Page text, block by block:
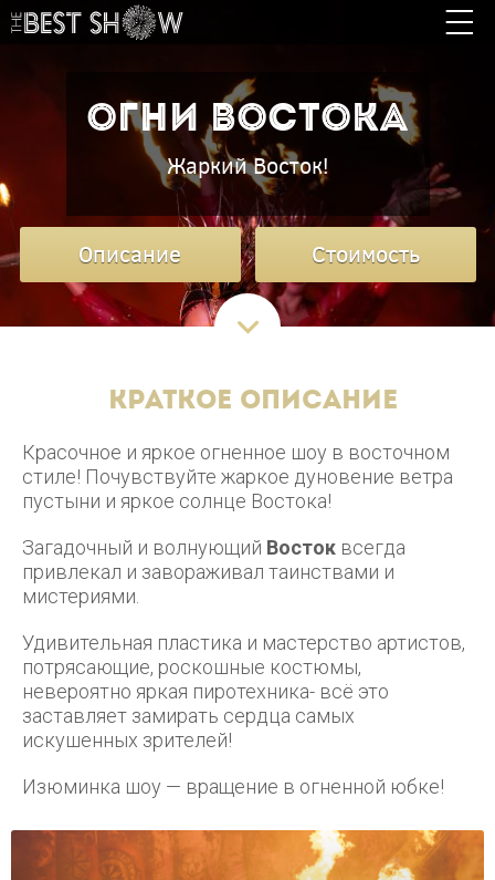
ОГНИ ВОСТОКА
Жаркий Восток!
Описание Стоимость
Краткое описание
Красочное и яркое огненное шоу в восточном
стиле! Почувствуйте жаркое дуновение ветра
пустыни и яркое солнце Востока!
Загадочный и волнующий Восток всегда
привлекал и завораживал таинствами и
мистериями.
Удивительная пластика и мастерство артистов,
потрясающие, роскошные костюмы,
невероятно яркая пиротехника- всё это
заставляет замирать сердца самых
искушенных зрителей!
Изюминка шоу — вращение в огненной юбке!